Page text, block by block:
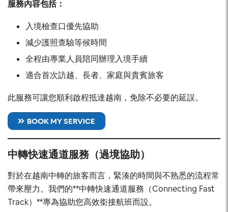
服務內容包括：
入境檢查口優先協助
減少護照查驗等候時間
全程由專業人員陪同辦理入境手續
適合首次訪越、長者、家庭與貴賓旅客
此服務可讓您順利啟程抵達越南，免除不必要的延誤。
BOOK MY SERVICE
中轉快速通道服務（過境協助）
對於在越南中轉的旅客而言，緊湊的時間與不熟悉的流程常
帶來壓力。我們的**中轉快速通道服務（Connecting Fast
Track）**專為協助您高效銜接航班而設。